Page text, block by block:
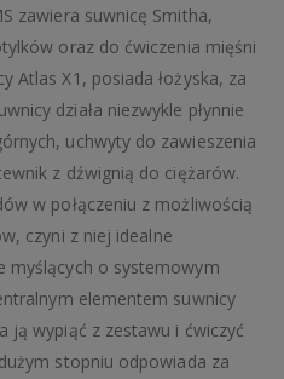
zawiera suwnicę Smitha,
oraz do ćwiczenia mięśni
Atlas X1, posiada łożyska, za
działa niezwykle płynnie
uchwyty do zawieszenia
z dźwignią do ciężarów.
w połączeniu z możliwością
czyni z niej idealne
myślących o systemowym
elementem suwnicy
ją wypiąć z zestawu i ćwiczyć
stopniu odpowiada za